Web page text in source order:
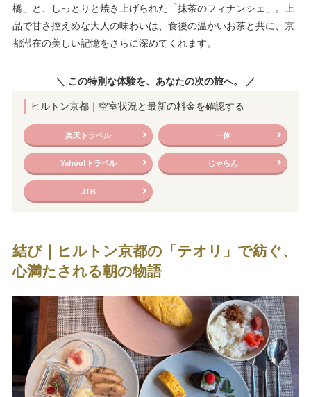
橋」と、しっとりと焼き上げられた「抹茶のフィナンシェ」。上
品で甘さ控えめな大人の味わいは、食後の温かいお茶と共に、京
都滞在の美しい記憶をさらに深めてくれます。
＼ この特別な体験を、あなたの次の旅へ。 ／
ヒルトン京都｜空室状況と最新の料金を確認する
楽天トラベル 一休
Yahoo!トラベル じゃらん
JTB
結び｜ヒルトン京都の「テオリ」で紡ぐ、
心満たされる朝の物語